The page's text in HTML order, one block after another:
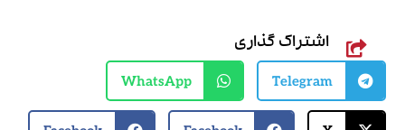
اشتراک گذاری
Telegram
WhatsApp